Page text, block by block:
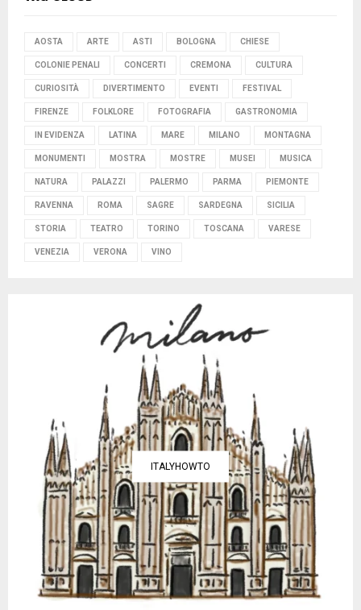
AOSTA ARTE ASTI BOLOGNA CHIESE
COLONIE PENALI CONCERTI CREMONA CULTURA
CURIOSITÀ DIVERTIMENTO EVENTI FESTIVAL
FIRENZE FOLKLORE FOTOGRAFIA GASTRONOMIA
IN EVIDENZA LATINA MARE MILANO MONTAGNA
MONUMENTI MOSTRA MOSTRE MUSEI MUSICA
NATURA PALAZZI PALERMO PARMA PIEMONTE
RAVENNA ROMA SAGRE SARDEGNA SICILIA
STORIA TEATRO TORINO TOSCANA VARESE
VENEZIA VERONA VINO
ITALYHOWTO